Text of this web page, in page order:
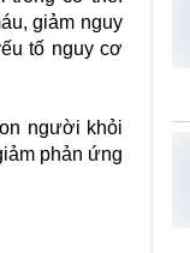
giảm nguy
tố nguy cơ
người khỏi
phản ứng